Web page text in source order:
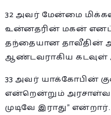
32 அவர் மேன்மை
உன்னதரின் மகன்
தந்தையான
ஆண்டவராகிய கடவுள்
33 அவர் யாக்கோபின்
என்றென்றும்
முடிவே இராது” என்றார்.